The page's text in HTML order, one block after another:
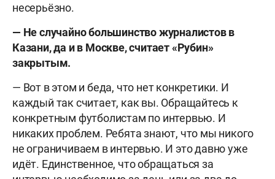
несерьёзно.
— Не случайно большинство журналистов в
Казани, да и в Москве, считает «Рубин»
закрытым.
— Вот в этом и беда, что нет конкретики. И
каждый так считает, как вы. Обращайтесь к
конкретным футболистам по интервью. И
никаких проблем. Ребята знают, что мы никого
не ограничиваем в интервью. И это давно уже
идёт. Единственное, что обращаться за